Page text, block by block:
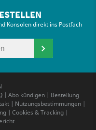
Konsolen direkt ins Postfach
| Abo kündigen| Bestellung
| Nutzungsbestimmungen |
| Cookies & Tracking|